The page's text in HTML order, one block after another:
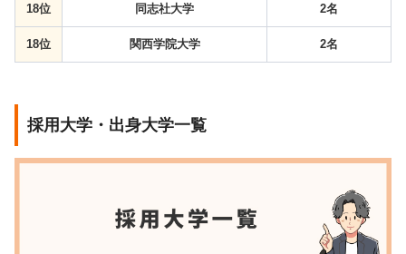
18位 同志社大学 2名
18位 関西学院大学 2名
採用大学・出身大学一覧